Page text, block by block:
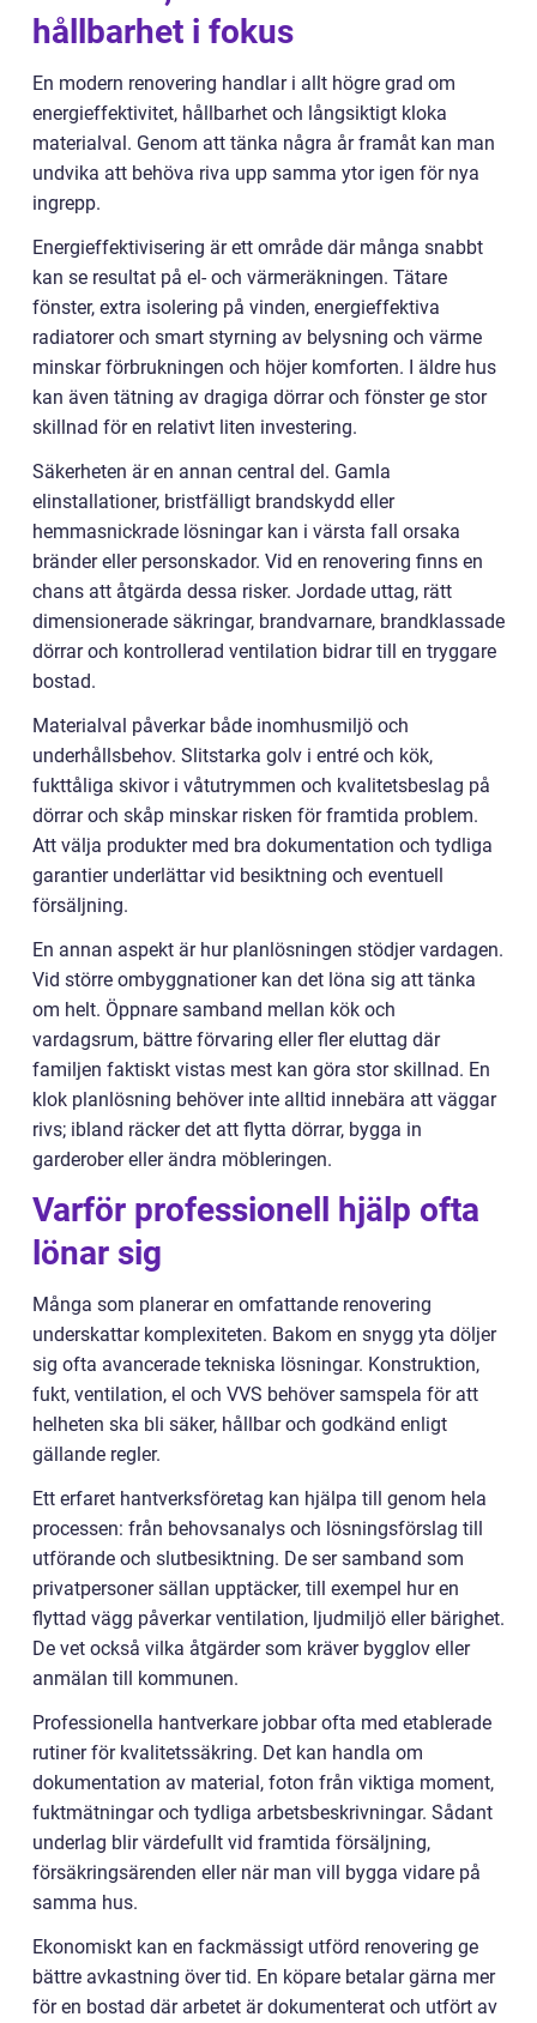
hållbarhet i fokus
En modern renovering handlar i allt högre grad om
energieffektivitet, hållbarhet och långsiktigt kloka
materialval. Genom att tänka några år framåt kan man
undvika att behöva riva upp samma ytor igen för nya
ingrepp.
Energieffektivisering är ett område där många snabbt
kan se resultat på el- och värmeräkningen. Tätare
fönster, extra isolering på vinden, energieffektiva
radiatorer och smart styrning av belysning och värme
minskar förbrukningen och höjer komforten. I äldre hus
kan även tätning av dragiga dörrar och fönster ge stor
skillnad för en relativt liten investering.
Säkerheten är en annan central del. Gamla
elinstallationer, bristfälligt brandskydd eller
hemmasnickrade lösningar kan i värsta fall orsaka
bränder eller personskador. Vid en renovering finns en
chans att åtgärda dessa risker. Jordade uttag, rätt
dimensionerade säkringar, brandvarnare, brandklassade
dörrar och kontrollerad ventilation bidrar till en tryggare
bostad.
Materialval påverkar både inomhusmiljö och
underhållsbehov. Slitstarka golv i entré och kök,
fukttåliga skivor i våtutrymmen och kvalitetsbeslag på
dörrar och skåp minskar risken för framtida problem.
Att välja produkter med bra dokumentation och tydliga
garantier underlättar vid besiktning och eventuell
försäljning.
En annan aspekt är hur planlösningen stödjer vardagen.
Vid större ombyggnationer kan det löna sig att tänka
om helt. Öppnare samband mellan kök och
vardagsrum, bättre förvaring eller fler eluttag där
familjen faktiskt vistas mest kan göra stor skillnad. En
klok planlösning behöver inte alltid innebära att väggar
rivs; ibland räcker det att flytta dörrar, bygga in
garderober eller ändra möbleringen.
Varför professionell hjälp ofta
lönar sig
Många som planerar en omfattande renovering
underskattar komplexiteten. Bakom en snygg yta döljer
sig ofta avancerade tekniska lösningar. Konstruktion,
fukt, ventilation, el och VVS behöver samspela för att
helheten ska bli säker, hållbar och godkänd enligt
gällande regler.
Ett erfaret hantverksföretag kan hjälpa till genom hela
processen: från behovsanalys och lösningsförslag till
utförande och slutbesiktning. De ser samband som
privatpersoner sällan upptäcker, till exempel hur en
flyttad vägg påverkar ventilation, ljudmiljö eller bärighet.
De vet också vilka åtgärder som kräver bygglov eller
anmälan till kommunen.
Professionella hantverkare jobbar ofta med etablerade
rutiner för kvalitetssäkring. Det kan handla om
dokumentation av material, foton från viktiga moment,
fuktmätningar och tydliga arbetsbeskrivningar. Sådant
underlag blir värdefullt vid framtida försäljning,
försäkringsärenden eller när man vill bygga vidare på
samma hus.
Ekonomiskt kan en fackmässigt utförd renovering ge
bättre avkastning över tid. En köpare betalar gärna mer
för en bostad där arbetet är dokumenterat och utfört av